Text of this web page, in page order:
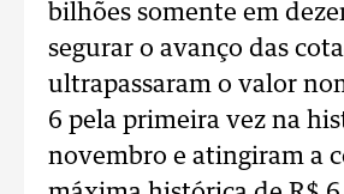
bilhões somente em
segurar o avanço das
ultrapassaram o valor
6 pela primeira vez na
novembro e atingiram a